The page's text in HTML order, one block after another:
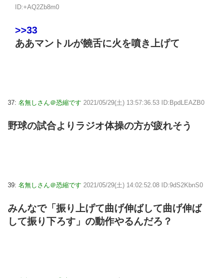
ID:+AQ2Zb8m0
>>33
ああマントルが饒舌に火を噴き上げて
37: 名無しさん＠恐縮です 2021/05/29(土) 13:57:36.53 ID:BpdLEAZB0
野球の試合よりラジオ体操の方が疲れそう
39: 名無しさん＠恐縮です 2021/05/29(土) 14:02:52.08 ID:9dS2KbnS0
みんなで「振り上げて曲げ伸ばして曲げ伸ば
して振り下ろす」の動作やるんだろ？